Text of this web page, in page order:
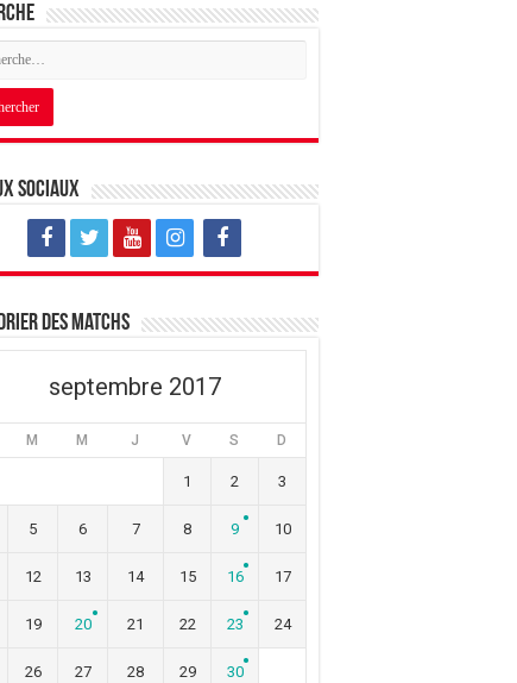
sociaux
des matchs
septembre 2017
M M J V S D
1 2 3
5 6 7 8 9 10
12 13 14 15 16 17
19 20 21 22 23 24
26 27 28 29 30